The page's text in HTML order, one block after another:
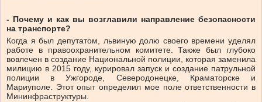
- Почему и как вы возглавили направление безопасности
на транспорте?
Когда я был депутатом, львиную долю своего времени уделял
работе в правоохранительном комитете. Также был глубоко
вовлечен в создание Национальной полиции, которая заменила
милицию в 2015 году, курировал запуск и создание патрульной
полиции в Ужгороде, Северодонецке, Краматорске и
Мариуполе. Этот опыт определил мое поле ответственности в
Мининфраструктуры.